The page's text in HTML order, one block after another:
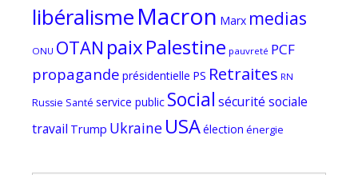
libéralismeMacron Marx medias
ONU OTAN paixPalestine pauvreté PCF
propagande présidentielle PS Retraites RN
Russie Santé service public Social sécurité sociale
travail Trump Ukraine USAélection énergie